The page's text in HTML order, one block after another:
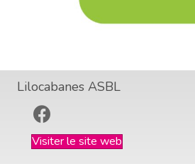
Lilocabanes ASBL
Visiter le site web